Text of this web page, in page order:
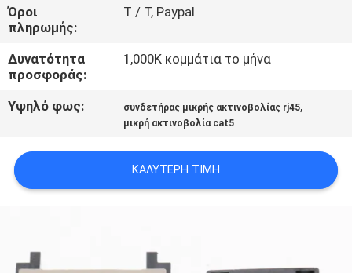
ΖΗΤΉΣΤΕ
ΈΝΑ
ΑΠΌΣΠΑΣΜΑ
ΠΟΛΙΤΙΚΉ
Όροι
πληρωμής:
T / Τ, Paypal
Δυνατότητα
προσφοράς:
1,000K κομμάτια το μήνα
Υψηλό φως: συνδετήρας μικρής ακτινοβολίας rj45,
μικρή ακτινοβολία cat5
ΚΑΛΎΤΕΡΗ ΤΙΜΉ